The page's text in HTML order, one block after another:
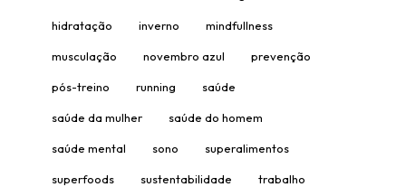
hidratação inverno mindfullness
musculação novembro azul prevenção
pós-treino running saúde
saúde da mulher saúde do homem
saúde mental sono superalimentos
superfoods sustentabilidade trabalho